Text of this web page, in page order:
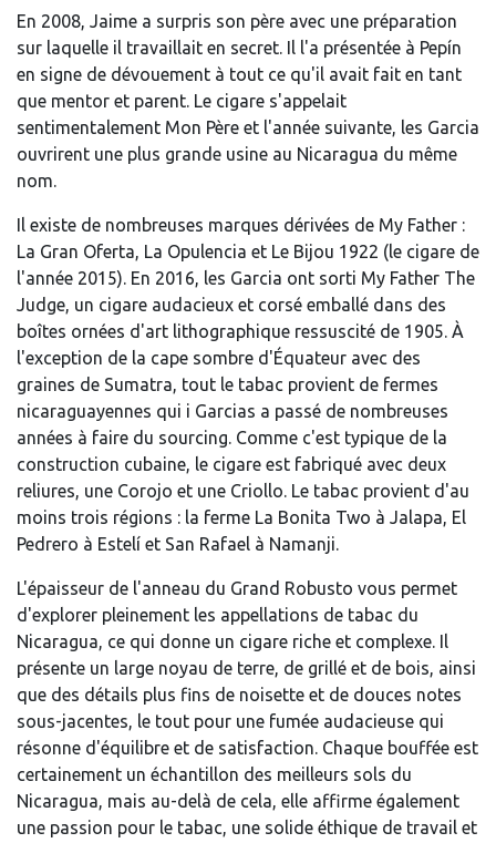
En 2008, Jaime a surpris son père avec une préparation
sur laquelle il travaillait en secret. Il l'a présentée à Pepín
en signe de dévouement à tout ce qu'il avait fait en tant
que mentor et parent. Le cigare s'appelait
sentimentalement Mon Père et l'année suivante, les Garcia
ouvrirent une plus grande usine au Nicaragua du même
nom.
Il existe de nombreuses marques dérivées de My Father :
La Gran Oferta, La Opulencia et Le Bijou 1922 (le cigare de
l'année 2015). En 2016, les Garcia ont sorti My Father The
Judge, un cigare audacieux et corsé emballé dans des
boîtes ornées d'art lithographique ressuscité de 1905. À
l'exception de la cape sombre d'Équateur avec des
graines de Sumatra, tout le tabac provient de fermes
nicaraguayennes qui i Garcias a passé de nombreuses
années à faire du sourcing. Comme c'est typique de la
construction cubaine, le cigare est fabriqué avec deux
reliures, une Corojo et une Criollo. Le tabac provient d'au
moins trois régions : la ferme La Bonita Two à Jalapa, El
Pedrero à Estelí et San Rafael à Namanji.
L'épaisseur de l'anneau du Grand Robusto vous permet
d'explorer pleinement les appellations de tabac du
Nicaragua, ce qui donne un cigare riche et complexe. Il
présente un large noyau de terre, de grillé et de bois, ainsi
que des détails plus fins de noisette et de douces notes
sous-jacentes, le tout pour une fumée audacieuse qui
résonne d'équilibre et de satisfaction. Chaque bouffée est
certainement un échantillon des meilleurs sols du
Nicaragua, mais au-delà de cela, elle affirme également
une passion pour le tabac, une solide éthique de travail et